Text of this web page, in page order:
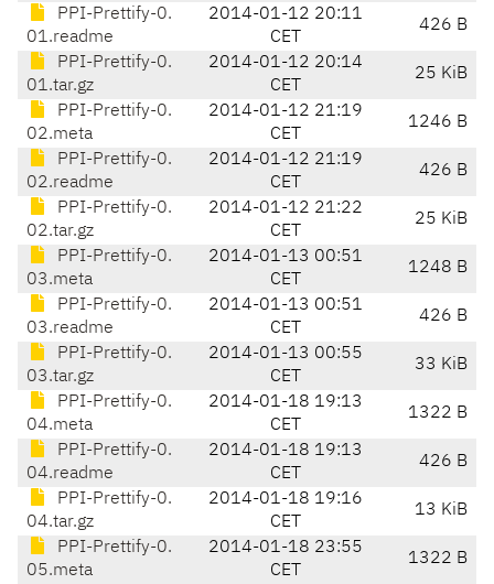
PPI-Prettify-0.
01.readme
2014-01-12 20:11
CET
426 B
PPI-Prettify-0.
01.tar.gz
2014-01-12 20:14
CET
25 KiB
PPI-Prettify-0.
02.meta
2014-01-12 21:19
CET
1246 B
PPI-Prettify-0.
02.readme
2014-01-12 21:19
CET
426 B
PPI-Prettify-0.
02.tar.gz
2014-01-12 21:22
CET
25 KiB
PPI-Prettify-0.
03.meta
2014-01-13 00:51
CET
1248 B
PPI-Prettify-0.
03.readme
2014-01-13 00:51
CET
426 B
PPI-Prettify-0.
03.tar.gz
2014-01-13 00:55
CET
33 KiB
PPI-Prettify-0.
04.meta
2014-01-18 19:13
CET
1322 B
PPI-Prettify-0.
04.readme
2014-01-18 19:13
CET
426 B
PPI-Prettify-0.
04.tar.gz
2014-01-18 19:16
CET
13 KiB
PPI-Prettify-0.
05.meta
2014-01-18 23:55
CET
1322 B